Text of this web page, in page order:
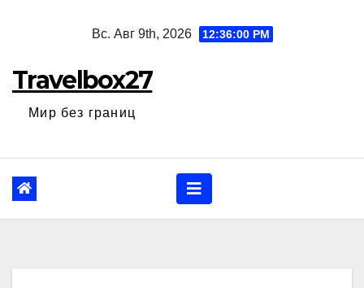
Вс. Авг 9th, 2026 12:36:01 PM
Travelbox27
Мир без границ